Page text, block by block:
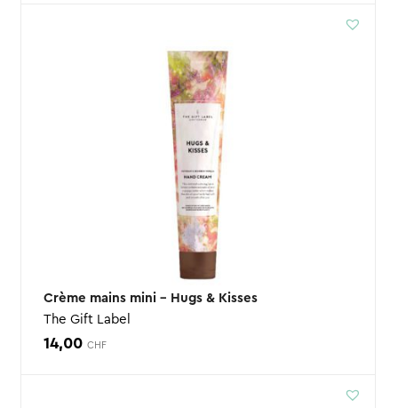
Crème mains mini – Hugs & Kisses
The Gift Label
14,00 CHF